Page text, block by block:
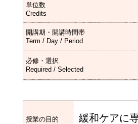
単位数
Credits
開講期・開講時間帯
Term / Day / Period
必修・選択
Required / Selected
授業の目的
緩和ケアに